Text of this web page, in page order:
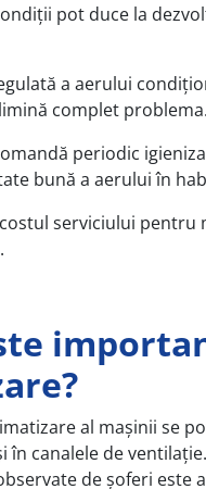
pot duce la
a aerului
complet problema.
periodic
bună a aerului în
serviciului pentru
al mașinii se
în canalele de
de șoferi